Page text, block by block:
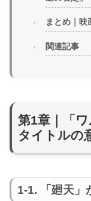
まとめ｜映
関連記事
第1章｜「
タイトルの
1-1. 「廻天」